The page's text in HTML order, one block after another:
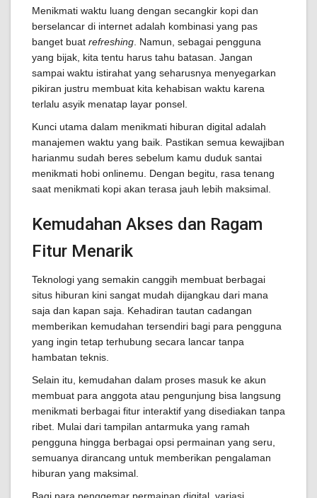
Menikmati waktu luang dengan secangkir kopi dan
berselancar di internet adalah kombinasi yang pas
banget buat refreshing . Namun, sebagai pengguna
yang bijak, kita tentu harus tahu batasan. Jangan
sampai waktu istirahat yang seharusnya menyegarkan
pikiran justru membuat kita kehabisan waktu karena
terlalu asyik menatap layar ponsel.
Kunci utama dalam menikmati hiburan digital adalah
manajemen waktu yang baik. Pastikan semua kewajiban
harianmu sudah beres sebelum kamu duduk santai
menikmati hobi onlinemu. Dengan begitu, rasa tenang
saat menikmati kopi akan terasa jauh lebih maksimal.
Kemudahan Akses dan Ragam
Fitur Menarik
Teknologi yang semakin canggih membuat berbagai
situs hiburan kini sangat mudah dijangkau dari mana
saja dan kapan saja. Kehadiran tautan cadangan
memberikan kemudahan tersendiri bagi para pengguna
yang ingin tetap terhubung secara lancar tanpa
hambatan teknis.
Selain itu, kemudahan dalam proses masuk ke akun
membuat para anggota atau pengunjung bisa langsung
menikmati berbagai fitur interaktif yang disediakan tanpa
ribet. Mulai dari tampilan antarmuka yang ramah
pengguna hingga berbagai opsi permainan yang seru,
semuanya dirancang untuk memberikan pengalaman
hiburan yang maksimal.